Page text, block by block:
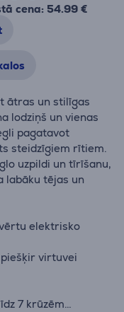
cena: 54.99 €
ātras un stilīgas
lodziņš un vienas
pagatavot
steidzīgiem rītiem.
uzpildi un tīrīšanu,
labāku tējas un
elektrisko
piešķir virtuvei
7 krūzēm